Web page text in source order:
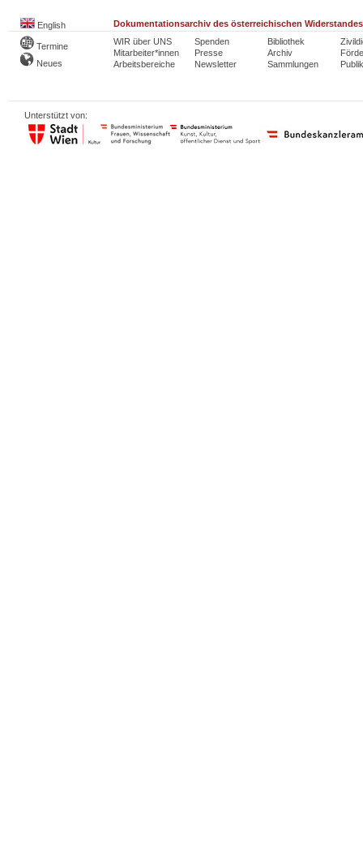
English Dokumentationsarchiv des österreichischen Widerstandes
Termine
Neues
WIR über UNS
Mitarbeiter*innen
Arbeitsbereiche
Spenden
Presse
Newsletter
Bibliothek
Archiv
Sammlungen
Unterstützt von: